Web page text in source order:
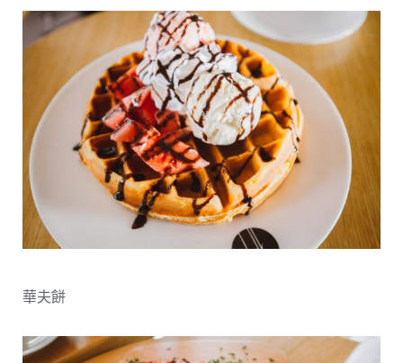
華夫餅